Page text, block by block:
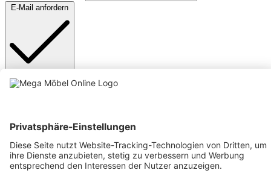
E-Mail anfordern
Anmelden
Links unterstreichen
Gut lesbare Schrift
Animationen stoppen
Überschriften hervorheben
Großer Cursor
Leseführung
Bilder ausblenden
Zurücksetzen